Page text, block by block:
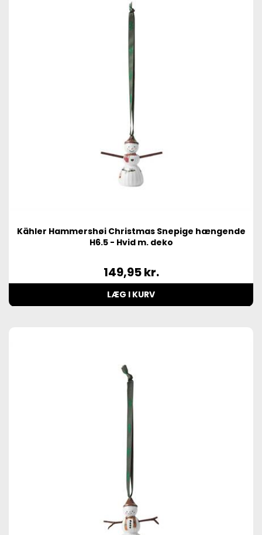
Kähler Hammershøi Christmas Snepige hængende
H6.5 - Hvid m. deko
149,95kr.
LÆG I KURV